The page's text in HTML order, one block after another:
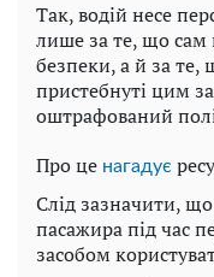
Так, водій несе
лише за те, що сам
безпеки, а й за те,
пристебнуті цим
оштрафований
Про це нагадує
Слід зазначити,
пасажира під час
засобом